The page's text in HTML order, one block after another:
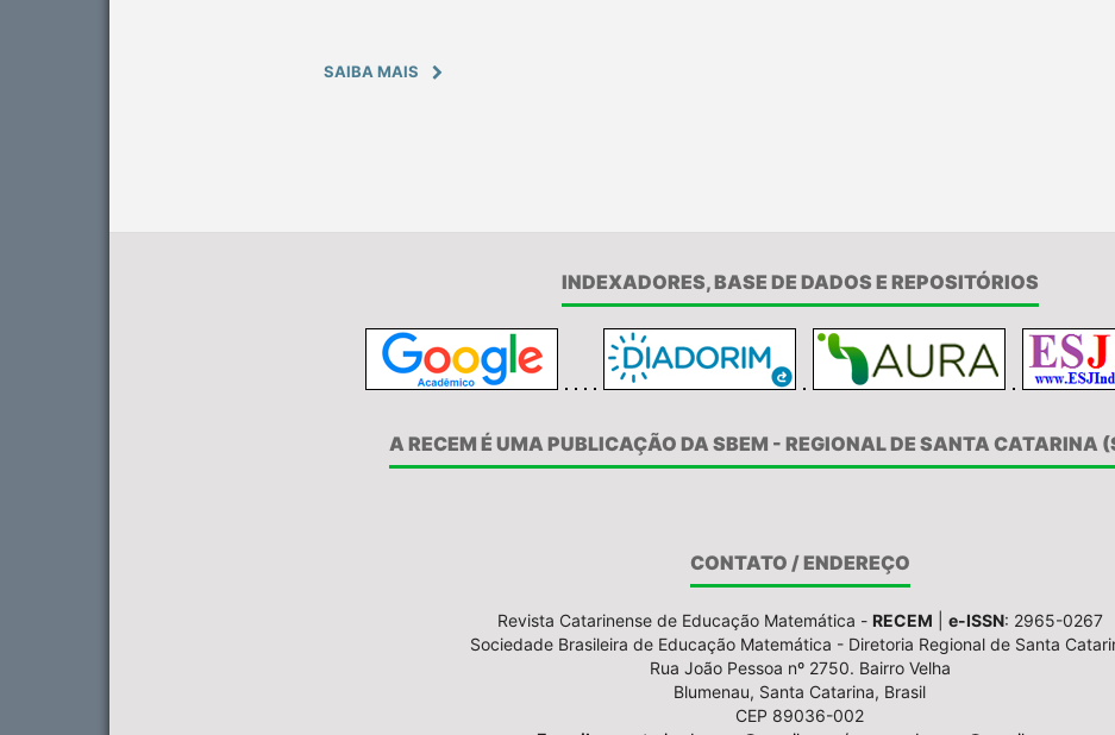
SAIBA MAIS
INDEXADORES, BASE DE DADOS E REPOSITÓRIOS
A RECEM É UMA PUBLICAÇÃO DA SBEM - REGIONAL DE SANTA CATARINA
CONTATO / ENDEREÇO
Revista Catarinense de Educação Matemática - RECEM e-ISSN: 2965-0267
Sociedade Brasileira de Educação Matemática - Diretoria Regional de Santa
Rua João Pessoa nº 2750. Bairro Velha
Blumenau, Santa Catarina, Brasil
CEP 89036-002